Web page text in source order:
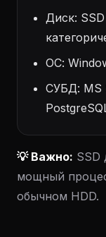
Диск:
ОС:
СУБД: MS
💡 Важно: SSD
мощный
обычном HDD.